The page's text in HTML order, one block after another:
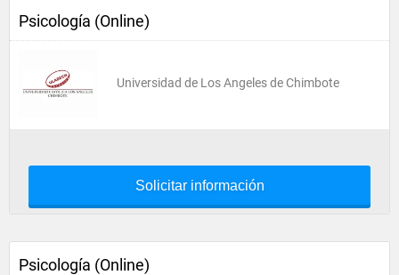
Psicología (Online)
Universidad de Los Angeles de Chimbote
Solicitar información
Psicología (Online)